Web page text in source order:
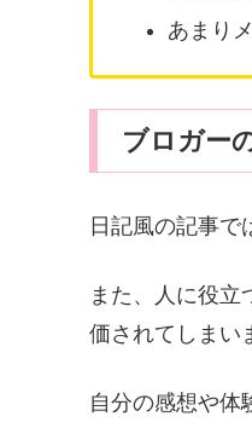
あまり
ブロガー
日記風の記事で
また、人に役立
価されてしまい
自分の感想や体